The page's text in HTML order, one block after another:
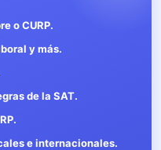
o CURP.
y más.
de la SAT.
e internacionales.